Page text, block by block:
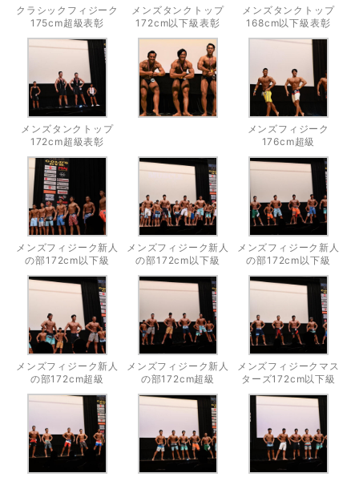
クラシックフィジーク
175cm超級表彰
メンズタンクトップ
172cm以下級表彰
メンズタンクトップ
168cm以下級表彰
メンズタンクトップ
172cm超級表彰
メンズフィジーク
176cm超級
メンズフィジーク新人
の部172cm以下級
メンズフィジーク新人
の部172cm以下級
メンズフィジーク新人
の部172cm以下級
メンズフィジーク新人
の部172cm超級
メンズフィジーク新人
の部172cm超級
メンズフィジークマス
ターズ172cm以下級